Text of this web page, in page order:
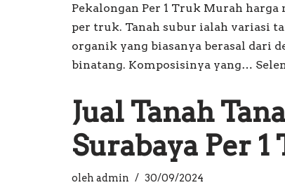
Pekalongan Per 1 Truk Murah harga
per truk. Tanah subur ialah variasi
organik yang biasanya berasal dari
binatang. Komposisinya yang…
Jual Tanah
Surabaya Per
oleh admin 30/09/2024